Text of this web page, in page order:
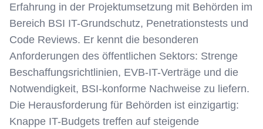
Erfahrung in der Projektumsetzung mit Behörden im
Bereich BSI IT-Grundschutz, Penetrationstests und
Code Reviews. Er kennt die besonderen
Anforderungen des öffentlichen Sektors: Strenge
Beschaffungsrichtlinien, EVB-IT-Verträge und die
Notwendigkeit, BSI-konforme Nachweise zu liefern.
Die Herausforderung für Behörden ist einzigartig:
Knappe IT-Budgets treffen auf steigende